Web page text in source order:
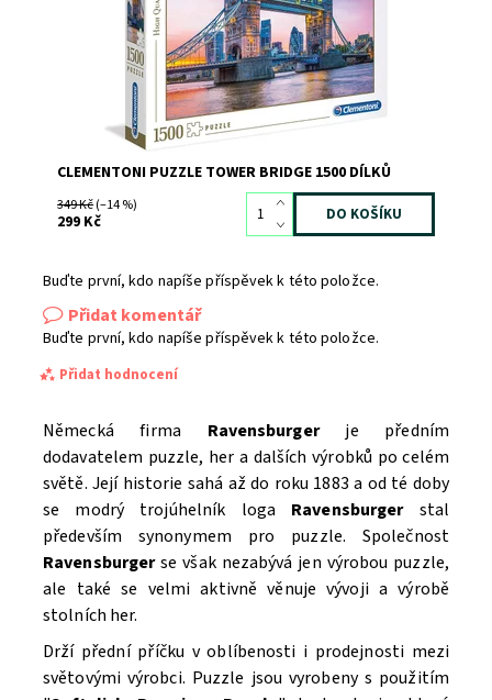
CLEMENTONI PUZZLE TOWER BRIDGE 1500 DÍLKŮ
349 Kč(–14 %)
299 Kč
Buďte první, kdo napíše příspěvek k této položce.
Přidat komentář
Buďte první, kdo napíše příspěvek k této položce.
Přidat hodnocení
Německá firma Ravensburgerje předním
dodavatelem puzzle, her a dalších výrobků po celém
světě. Její historie sahá až do roku 1883 a od té doby
se modrý trojúhelník loga Ravensburgerstal
především synonymem pro puzzle. Společnost
Ravensburgerse však nezabývá jen výrobou puzzle,
ale také se velmi aktivně věnuje vývoji a výrobě
stolních her.
Drží přední příčku v oblíbenosti i prodejnosti mezi
světovými výrobci. Puzzle jsou vyrobeny s použitím